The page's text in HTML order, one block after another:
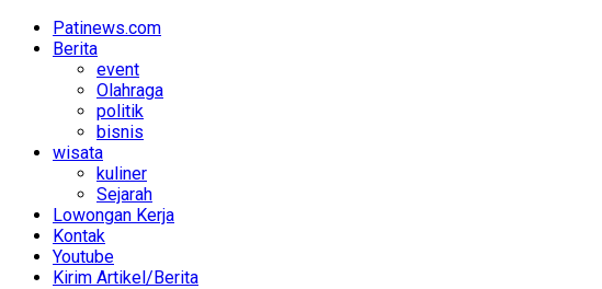
Patinews.com
Berita
event
Olahraga
politik
bisnis
wisata
kuliner
Sejarah
Lowongan Kerja
Kontak
Youtube
Kirim Artikel/Berita